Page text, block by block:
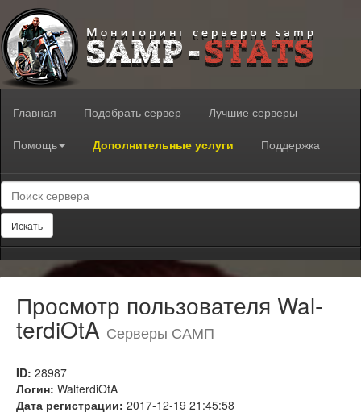
Главная Подобрать сервер
Лучшие серверы
Помощь
Дополнительные услуги Поддержка
Искать
Просмотр пользователя Wal­
ter­diOtA Серверы САМП
ID: 28987
Логин: WalterdiOtA
Дата регистрации: 2017-12-19 21:45:58